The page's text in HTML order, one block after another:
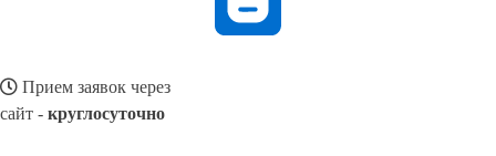
Прием заявок через
сайт - круглосуточно